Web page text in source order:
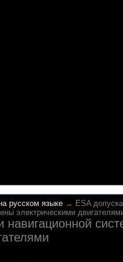
русском языке → ESA
электрическими
навигационной